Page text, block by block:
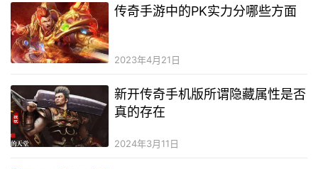
传奇手游中的PK实力分哪些方面
2023年4月21日
新开传奇手机版所谓隐藏属性是否
真的存在
2024年3月11日